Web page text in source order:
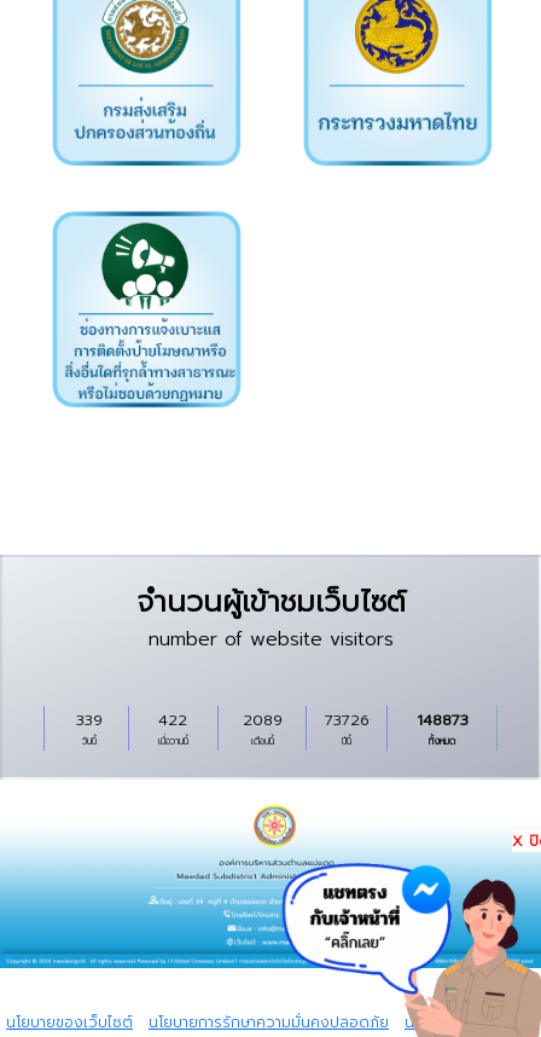
X
จำนวนผู้เข้าชมเว็บไซต์
number of website visitors
วันนี้
339
เมื่อวานนี้
422
เดือนนี้
2089
ปีนี้
73726
ทั้งหมด
148873
Copyright © 2024 All rights reserved Powered by I.T.Global Company
นโยบายของเว็บไซต์
นโยบายการรักษาความมั่นคงปลอดภัย
นโยบายการคุ้มครอง